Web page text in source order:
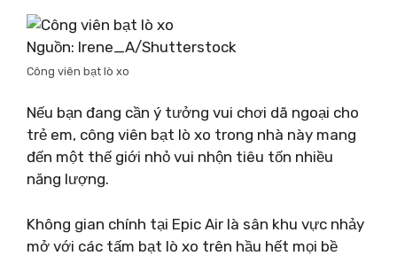
Nguồn: Irene_A/Shutterstock
Công viên bạt lò xo
Nếu bạn đang cần ý tưởng vui chơi dã ngoại cho
trẻ em, công viên bạt lò xo trong nhà này mang
đến một thế giới nhỏ vui nhộn tiêu tốn nhiều
năng lượng.
Không gian chính tại Epic Air là sân khu vực nhảy
mở với các tấm bạt lò xo trên hầu hết mọi bề